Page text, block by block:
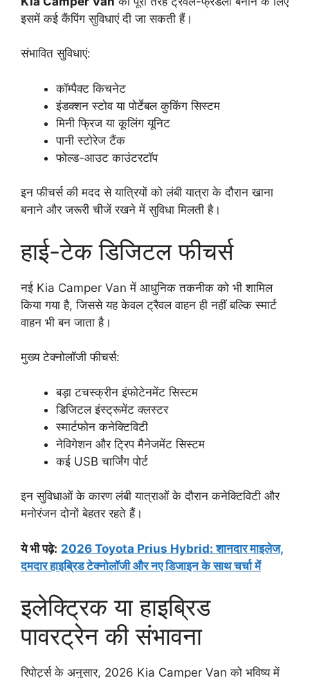
इसमें कई कैंपिंग सुविधाएं दी जा सकती हैं।
संभावित सुविधाएं:
कॉम्पैक्ट किचनेट
इंडक्शन स्टोव या पोर्टेबल कुकिंग सिस्टम
मिनी फ्रिज या कूलिंग यूनिट
पानी स्टोरेज टैंक
फोल्ड-आउट काउंटरटॉप
इन फीचर्स की मदद से यात्रियों को लंबी यात्रा के दौरान खाना
बनाने और जरूरी चीजें रखने में सुविधा मिलती है।
हाई-टेक डिजिटल फीचर्स
नई Kia Camper Van में आधुनिक तकनीक को भी शामिल
किया गया है, जिससे यह केवल ट्रैवल वाहन ही नहीं बल्कि स्मार्ट
वाहन भी बन जाता है।
मुख्य टेक्नोलॉजी फीचर्स:
बड़ा टचस्क्रीन इंफोटेनमेंट सिस्टम
डिजिटल इंस्ट्रूमेंट क्लस्टर
स्मार्टफोन कनेक्टिविटी
नेविगेशन और ट्रिप मैनेजमेंट सिस्टम
कई USB चार्जिंग पोर्ट
इन सुविधाओं के कारण लंबी यात्राओं के दौरान कनेक्टिविटी और
मनोरंजन दोनों बेहतर रहते हैं।
ये भी पढ़े: 2026 Toyota Prius Hybrid: शानदार माइलेज,
दमदार हाइब्रिड टेक्नोलॉजी और नए डिजाइन के साथ चर्चा में
इलेक्ट्रिक या हाइब्रिड
पावरट्रेन की संभावना
रिपोर्ट्स के अनुसार, 2026 Kia Camper Van को भविष्य में